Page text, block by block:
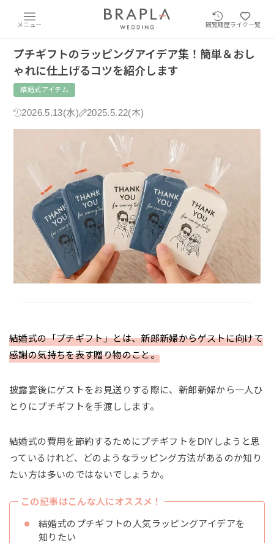
メニュー 閲覧履歴ライク一覧
プチギフトのラッピングアイデア集！簡単＆おし
ゃれに仕上げるコツを紹介します
結婚式アイテム
2026.5.13(水) 2025.5.22(木)
結婚式の「プチギフト」とは、新郎新婦からゲストに向けて
感謝の気持ちを表す贈り物のこと。
披露宴後にゲストをお見送りする際に、新郎新婦から一人ひ
とりにプチギフトを手渡しします。
結婚式の費用を節約するためにプチギフトをDIYしようと思
っているけれど、どのようなラッピング方法があるのか知り
たい方は多いのではないでしょうか。
この記事はこんな人にオススメ！
結婚式のプチギフトの人気ラッピングアイデアを
知りたい